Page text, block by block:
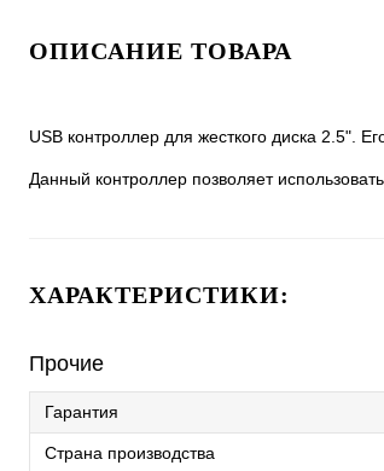
ОПИСАНИЕ ТОВАРА
USB контроллер для жесткого диска 2.5".
Данный контроллер позволяет
ХАРАКТЕРИСТИКИ:
Прочие
Гарантия
Страна производства